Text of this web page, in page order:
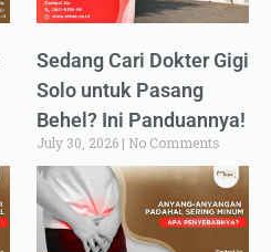
Sedang Cari Dokter Gigi
Solo untuk Pasang
Behel? Ini Panduannya!
July 30, 2026 No Comments